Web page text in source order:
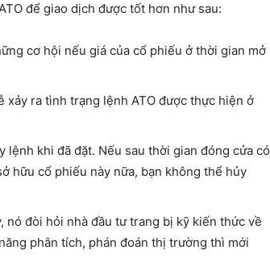
để giao dịch được tốt hơn như sau:
cơ hội nếu giá của cổ phiếu ở thời gian mở
ra tình trạng lệnh ATO được thực hiện ở
lệnh khi đã đặt. Nếu sau thời gian đóng cửa có
hữu cổ phiếu này nữa, bạn không thể hủy
nó đòi hỏi nhà đầu tư trang bị kỹ kiến thức về
phân tích, phán đoán thị trường thì mới